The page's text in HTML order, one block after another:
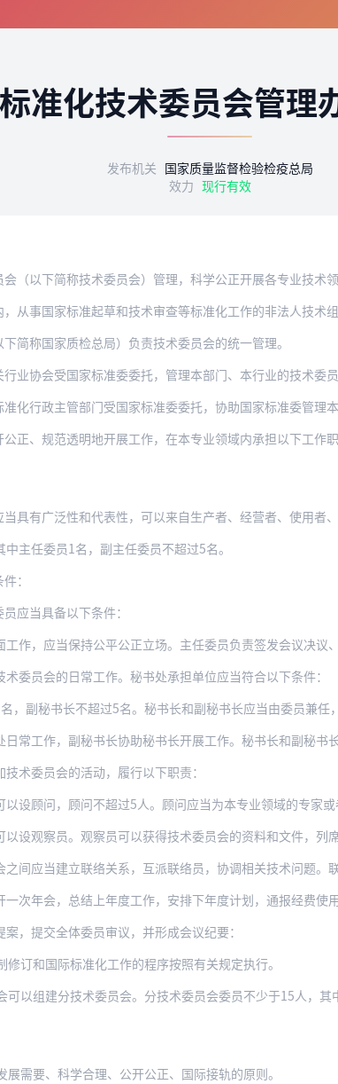
准化技术委员会管理
发布机关 国家质量监督检验检疫总局
效力 现行有效
简称技术委员会）管理，科学公正开展各专业技术领域标准化工作，提高
从事国家标准起草和技术审查等标准化工作的非法人技术组
简称国家质检总局）负责技术委员会的统一管理。
会受国家标准委委托，管理本部门、本行业的技术委员会，对技术委
行政主管部门受国家标准委委托，协助国家标准委管理本行
正、规范透明地开展工作，在本专业领域内承担以下工作职
泛性和代表性，可以来自生产者、经营者、使用者、消费者、公共利益
主任委员1名，副主任委员不超过5名。
：
应当具备以下条件：
当保持公平公正立场。主任委员负责签发会议决议、标准报批文件等技术
委员会的日常工作。秘书处承担单位应当符合以下条件：
，副秘书长不超过5名。秘书长和副秘书长应当由委员兼任
常工作，副秘书长协助秘书长开展工作。秘书长和副秘书
术委员会的活动，履行以下职责：
设顾问，顾问不超过5人。顾问应当为本专业领域的专家或
员。观察员可以获得技术委员会的资料和文件，列席技术委员会会议、发
建立联络关系，互派联络员，协调相关技术问题。联络员可以获得其负责
，总结上年度工作，安排下年度计划，通报经费使用情况等。全体委员应
，提交全体委员审议，并形成会议纪要：
订和国际标准化工作的程序按照有关规定执行。
以组建分技术委员会。分技术委员会委员不少于15人，其中主任
需要、科学合理、公开公正、国际接轨的原则。